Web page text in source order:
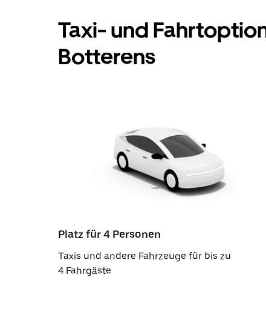
Taxi- und
Botterens
Platz für 4 Personen
Taxis und andere Fahrzeuge für bis zu
4 Fahrgäste